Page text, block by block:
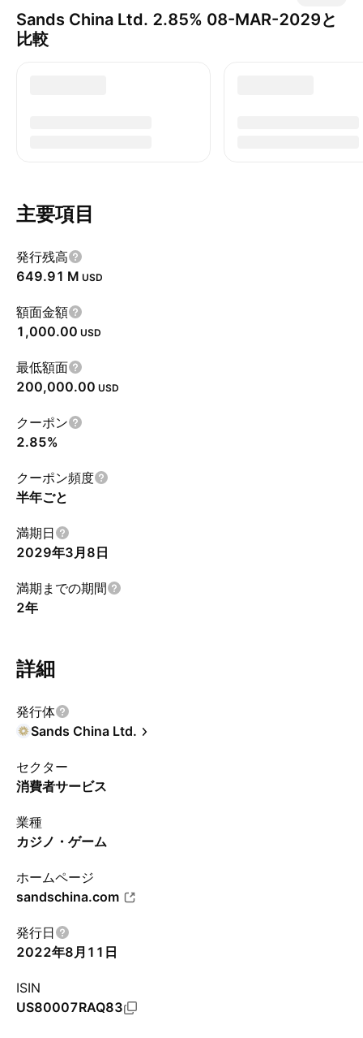
Sands China Ltd. 2.85% 08-MAR-2029と
比較
主要項目
発行残高
‪649.91 M‬ USD
額面金額
1,000.00 USD
最低額面
200,000.00 USD
クーポン
2.85%
クーポン頻度
半年ごと
満期日
2029年3月8日
満期までの期間
2年
詳細
発行体
Sands China Ltd.
セクター
消費者サービス
業種
カジノ・ゲーム
ホームページ
sandschina.com
発行日
2022年8月11日
ISIN
US80007RAQ83